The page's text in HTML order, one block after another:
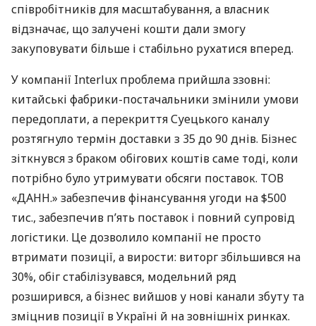
співробітників для масштабування, а власник
відзначає, що залучені кошти дали змогу
закуповувати більше і стабільно рухатися вперед.
У компанії Interlux проблема прийшла ззовні:
китайські фабрики-постачальники змінили умови
передоплати, а перекриття Суецького каналу
розтягнуло термін доставки з 35 до 90 днів. Бізнес
зіткнувся з браком обігових коштів саме тоді, коли
потрібно було утримувати обсяги поставок. ТОВ
«ДАНН.» забезпечив фінансування угоди на $500
тис., забезпечив п’ять поставок і повний супровід
логістики. Це дозволило компанії не просто
втримати позиції, а вирости: виторг збільшився на
30%, обіг стабілізувався, модельний ряд
розширився, а бізнес вийшов у нові канали збуту та
зміцнив позиції в Україні й на зовнішніх ринках.